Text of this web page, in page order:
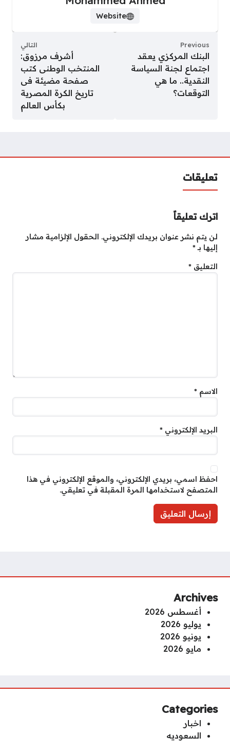
Website
Previous
البنك المركزي يعقد
اجتماع لجنة السياسة
النقدية.. ما هي
التوقعات؟
التالي
أشرف مرزوق:
المنتخب الوطنى كتب
صفحة مضيئة فى
تاريخ الكرة المصرية
بكأس العالم
تعليقات
اترك تعليقاً
لن يتم نشر عنوان بريدك الإلكتروني. الحقول الإلزامية مشار
إليها بـ*
التعليق *
الاسم *
البريد الإلكتروني *
احفظ اسمي، بريدي الإلكتروني، والموقع الإلكتروني في هذا
المتصفح لاستخدامها المرة المقبلة في تعليقي.
Archives
أغسطس 2026
يوليو 2026
يونيو 2026
مايو 2026
Categories
اخبار
السعوديه